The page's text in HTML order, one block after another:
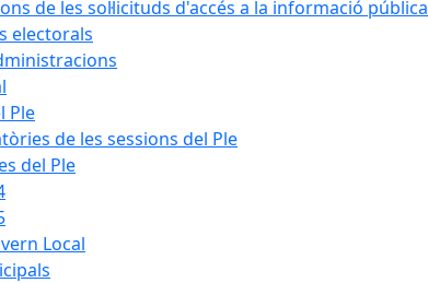
de les sol·licituds d'accés a la informació pública
electorals
Ple
de les sessions del Ple
del Ple
Local